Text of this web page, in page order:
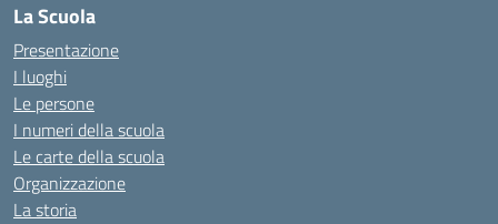
La Scuola
Presentazione
I luoghi
Le persone
I numeri della scuola
Le carte della scuola
Organizzazione
La storia